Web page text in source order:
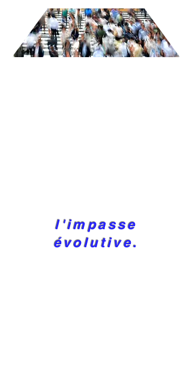
l'impasse
évolutive.